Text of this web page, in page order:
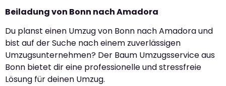
Beiladung von Bonn nach Amadora
Du planst einen Umzug von Bonn nach Amadora und
bist auf der Suche nach einem zuverlässigen
Umzugsunternehmen? Der Baum Umzugsservice aus
Bonn bietet dir eine professionelle und stressfreie
Lösung für deinen Umzug.